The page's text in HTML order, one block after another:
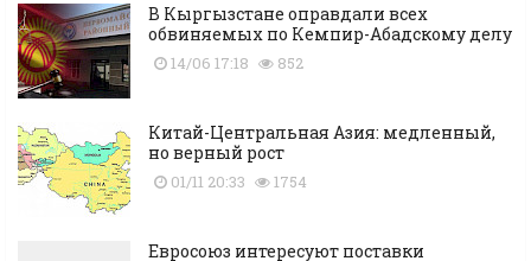
В Кыргызстане оправдали всех
обвиняемых по Кемпир-Абадскому делу
14/06 17:18 852
Китай-Центральная Азия: медленный,
но верный рост
01/11 20:33 1754
Евросоюз интересуют поставки